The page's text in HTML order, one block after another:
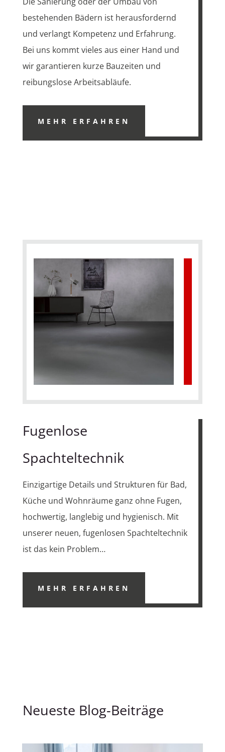
bestehenden Bädern ist herausfordernd
und verlangt Kompetenz und Erfahrung.
Bei uns kommt vieles aus einer Hand und
wir garantieren kurze Bauzeiten und
reibungslose Arbeitsabläufe.
MEHR ERFAHREN
Fugenlose
Spachteltechnik
Einzigartige Details und Strukturen für Bad,
Küche und Wohnräume ganz ohne Fugen,
hochwertig, langlebig und hygienisch. Mit
unserer neuen, fugenlosen Spachteltechnik
ist das kein Problem…
MEHR ERFAHREN
Neueste Blog-Beiträge